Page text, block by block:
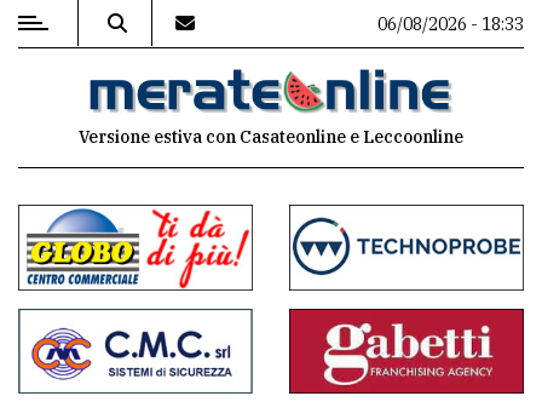
MENU
commenti
Contenuti
del
sito
06/08/2026 - 18:33
Versione estiva con Casateonline e Leccoonline